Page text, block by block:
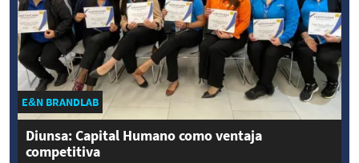
E&N BRANDLAB
Diunsa: Capital Humano como ventaja
competitiva